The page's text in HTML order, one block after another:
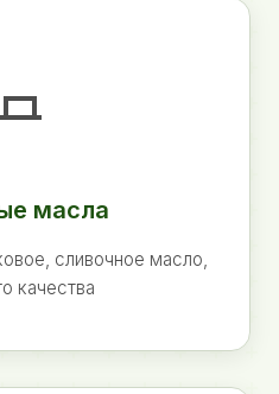
масла
сливочное масло,
качества